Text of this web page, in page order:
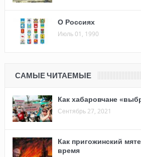
О Россиях
Июль 01, 1990
САМЫЕ ЧИТАЕМЫЕ
Как хабаровчане
Сентябрь 27, 2021
Как пригожинский
время